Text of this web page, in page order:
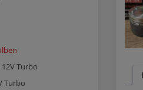
12V Turbo
Turbo